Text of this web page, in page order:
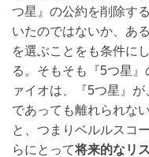
つ星』の公約を削除す
いたのではないか、あ
を選ぶことをも条件に
る。そもそも『5つ星
ァイオは、『5つ星』
であっても離れられな
と、つまりベルルスコ
らにとって将来的なリ